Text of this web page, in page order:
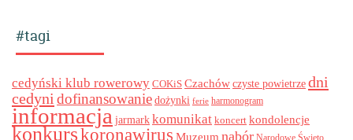
#tagi
cedyński klub rowerowy COKiS Czachówczyste powietrzedni
cedyni dofinansowanie dożynki ferie harmonogram
informacja jarmark komunikat koncert kondolencje
konkurskoronawirus Muzeum nabór Narodowe Święto